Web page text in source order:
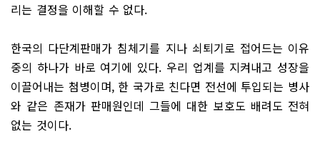
리는 결정을 이해할 수 없다.
한국의 다단계판매가 침체기를 지나 쇠퇴기로 접어드는 이유
중의 하나가 바로 여기에 있다. 우리 업계를 지켜내고 성장을
이끌어내는 첨병이며, 한 국가로 친다면 전선에 투입되는 병사
와 같은 존재가 판매원인데 그들에 대한 보호도 배려도 전혀
없는 것이다.